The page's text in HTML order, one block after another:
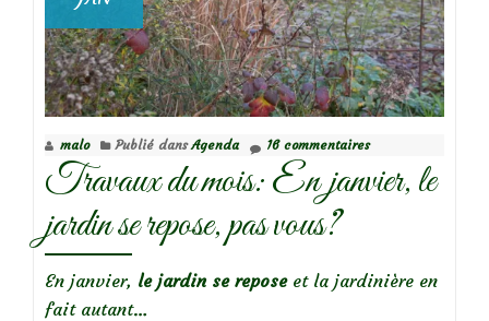
malo Publié dansAgenda 16 commentaires
Travaux du mois: En janvier, le
jardin se repose, pas vous?
En janvier, le jardin se reposeet la jardinière en
fait autant…